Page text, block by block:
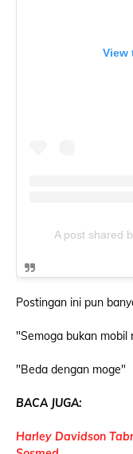
View
A post shared
Postingan ini pun
"Semoga bukan mobil
"Beda dengan moge"
BACA JUGA:
Harley Davidson